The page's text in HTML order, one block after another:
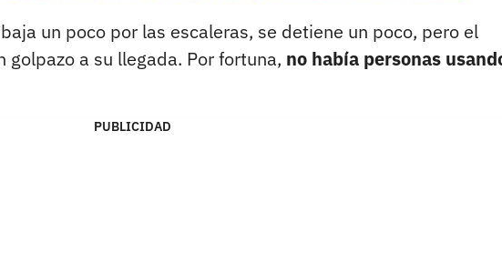
un poco por las escaleras, se detiene un poco, pero el
a su llegada. Por fortuna, no había personas
PUBLICIDAD